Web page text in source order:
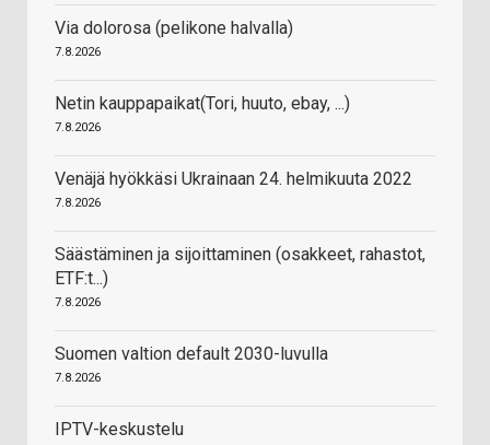
Via dolorosa (pelikone halvalla)
7.8.2026
Netin kauppapaikat(Tori, huuto, ebay, ...)
7.8.2026
Venäjä hyökkäsi Ukrainaan 24. helmikuuta 2022
7.8.2026
Säästäminen ja sijoittaminen (osakkeet, rahastot,
ETF:t...)
7.8.2026
Suomen valtion default 2030-luvulla
7.8.2026
IPTV-keskustelu